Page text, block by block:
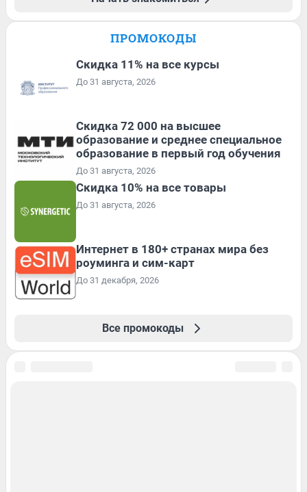
ПРОМОКОДЫ
Скидка 11% на все курсы
До 31 августа, 2026
Скидка 72 000 на высшее
образование и среднее специальное
образование в первый год обучения
До 31 августа, 2026
Скидка 10% на все товары
До 31 августа, 2026
Интернет в 180+ странах мира без
роуминга и сим-карт
До 31 декабря, 2026
Все промокоды